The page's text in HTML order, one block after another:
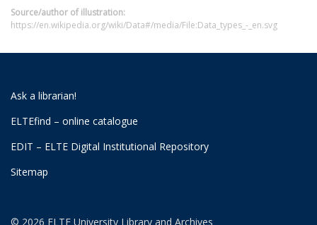
Source/author of illustration:
https://en.wikipedia.org/wiki/Data#/media/File:Data_types_-_en.svg
Ask a librarian!
ELTEfind – online catalogue
EDIT – ELTE Digital Institutional Repository
Sitemap
© 2026 ELTE University Library and Archives